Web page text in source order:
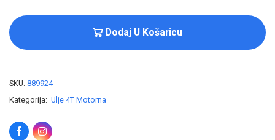
Dodaj U Košaricu
SKU: 889924
Kategorija: Ulje 4T Motorna